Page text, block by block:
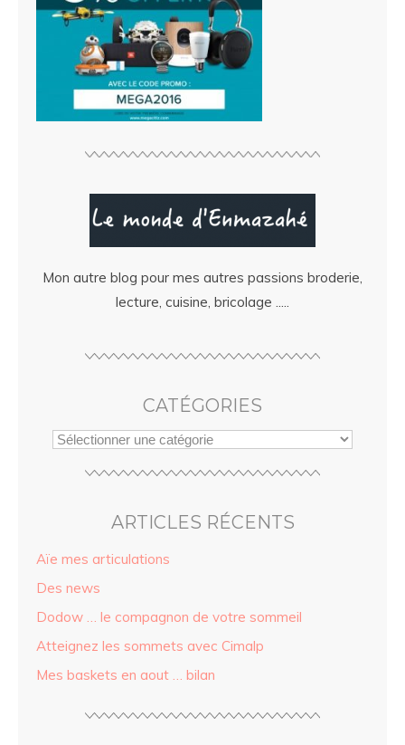
Mon autre blog pour mes autres passions broderie,
lecture, cuisine, bricolage .....
CATÉGORIES
ARTICLES RÉCENTS
Aïe mes articulations
Des news
Dodow … le compagnon de votre sommeil
Atteignez les sommets avec Cimalp
Mes baskets en aout … bilan